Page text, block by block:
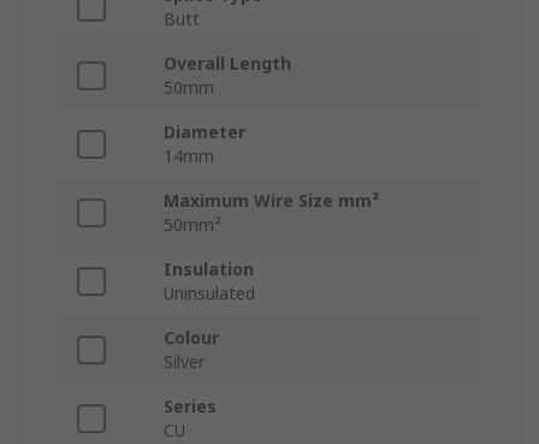
Butt
Overall Length
50mm
Diameter
14mm
Maximum Wire Size mm²
50mm²
Insulation
Uninsulated
Colour
Silver
Series
CU